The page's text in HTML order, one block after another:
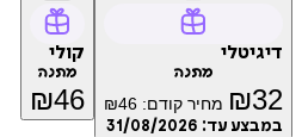
₪ מחיר קודם: ₪46
עד:31/08/2026
₪ 46